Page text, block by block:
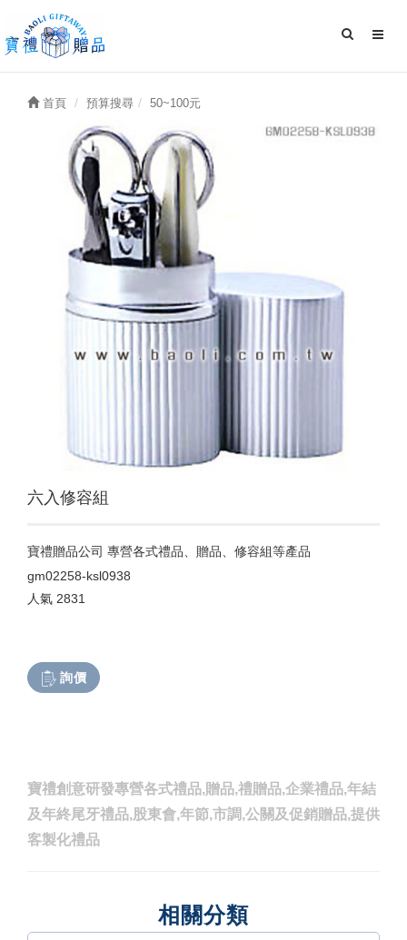
首頁 預算搜尋 50~100元
六入修容組
寶禮贈品公司 專營各式禮品、贈品、修容組等產品
gm02258-ksl0938
人氣 2831
詢價
寶禮創意研發專營各式禮品,贈品,禮贈品,企業禮品,年結
及年終尾牙禮品,股東會,年節,市調,公關及促銷贈品,提供
客製化禮品
相關分類